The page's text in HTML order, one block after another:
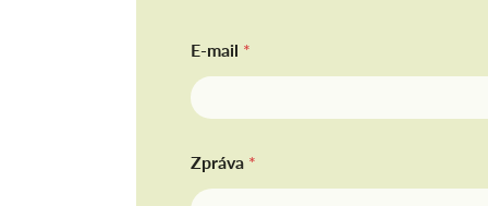
E-mail *
Zpráva *